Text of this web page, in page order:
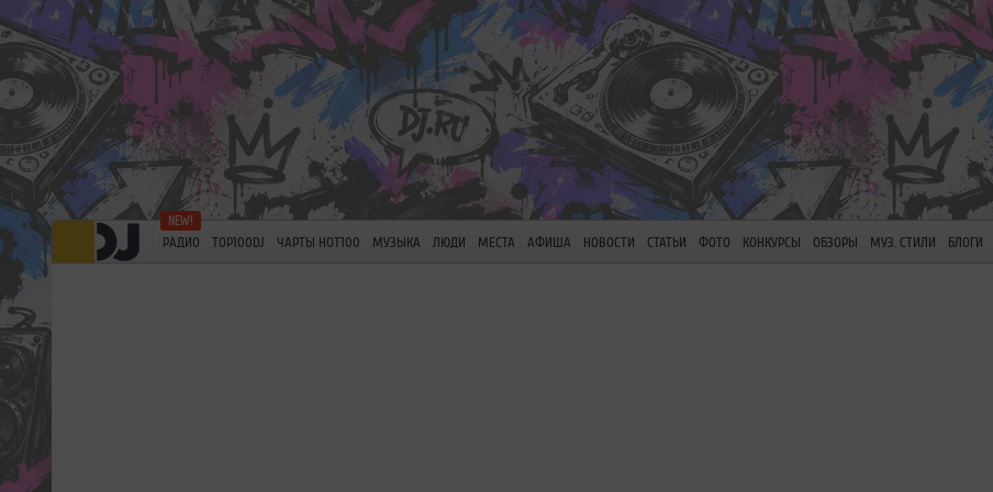
РАДИО TOP100DJ ЧАРТЫ HOT100 МУЗЫКА ЛЮДИ МЕСТА АФИША НОВОСТИ СТАТЬИ ФОТО КОНКУРСЫ ОБЗОРЫ МУЗ. СТИЛИ БЛОГИ